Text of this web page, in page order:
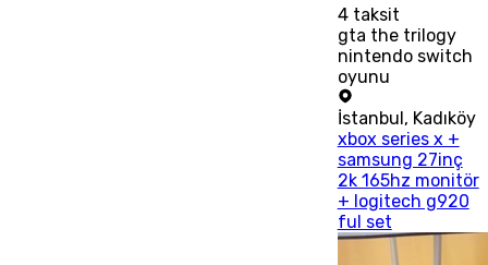
4taksit
gta the trilogy
nintendo switch
oyunu
İstanbul, Kadıköy
xbox series x +
samsung 27inç
2k 165hz monitör
+ logitech g920
ful set